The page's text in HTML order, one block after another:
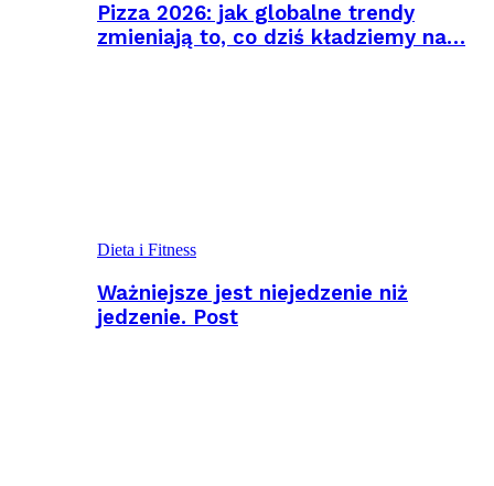
Pizza 2026: jak globalne trendy
zmieniają to, co dziś kładziemy na…
Dieta i Fitness
Ważniejsze jest niejedzenie niż
jedzenie. Post